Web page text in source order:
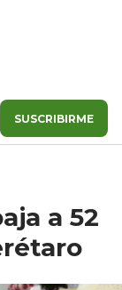
SUSCRIBIRME
a 52